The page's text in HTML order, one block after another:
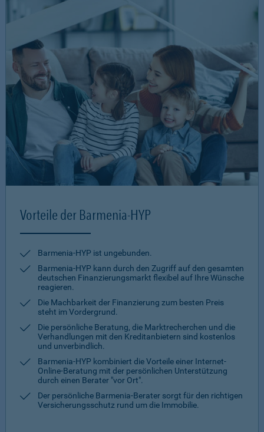
Vorteile der Barmenia-HYP
Barmenia-HYP ist ungebunden.
Barmenia-HYP kann durch den Zugriff auf den gesamten
deutschen Finanzierungsmarkt flexibel auf Ihre Wünsche
reagieren.
Die Machbarkeit der Finanzierung zum besten Preis
steht im Vordergrund.
Die persönliche Beratung, die Marktrecherchen und die
Verhandlungen mit den Kreditanbietern sind kostenlos
und unverbindlich.
Barmenia-HYP kombiniert die Vorteile einer Internet-
Online-Beratung mit der persönlichen Unterstützung
durch einen Berater "vor Ort".
Der persönliche Barmenia-Berater sorgt für den richtigen
Versicherungsschutz rund um die Immobilie.